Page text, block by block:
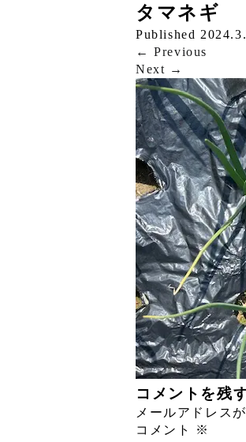
タマネギ
Published
← Previous
Next →
コメントを残
メールアドレス
コメント
※